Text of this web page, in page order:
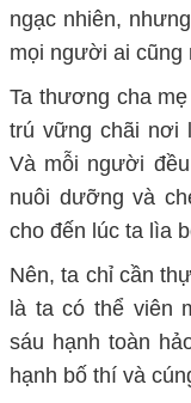
ngạc nhiên,
mọi người ai cũng
Ta thương cha
trú vững chãi nơi
Và mỗi người
nuôi dưỡng và
cho đến lúc ta lìa
Nên, ta chỉ cần
là ta có thể viên
sáu hạnh toàn
hạnh bố thí và